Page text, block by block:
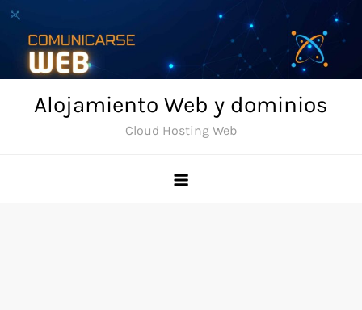
Skip
content
Alojamiento Web y dominios
Cloud Hosting Web